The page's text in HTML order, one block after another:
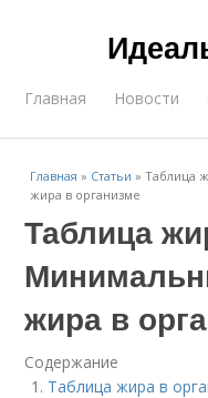
Главная Новости
Главная » Статьи »Таблица
жира в организме
Таблица
жира в
Содержание
Таблица жира в